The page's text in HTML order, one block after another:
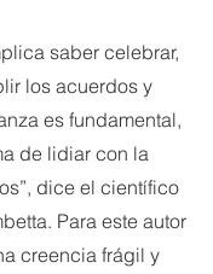
saber celebrar,
los acuerdos y
es fundamental,
de lidiar con la
dice el científico
Para este autor
creencia frágil y